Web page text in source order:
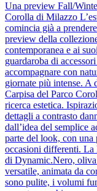
Una preview Fall/
Corolla di Milazzo
comincia già a
preview della
contemporanea e ai
guardaroba di
accompagnare con
giornate più intense. A
Carpisa del Parco
ricerca estetica.
dettagli a contrasto
dall’idea del semplice
parte del look, con una
occasioni differenti. La
di Dynamic.Nero, oliva
versatile, animata da
sono pulite, i volumi